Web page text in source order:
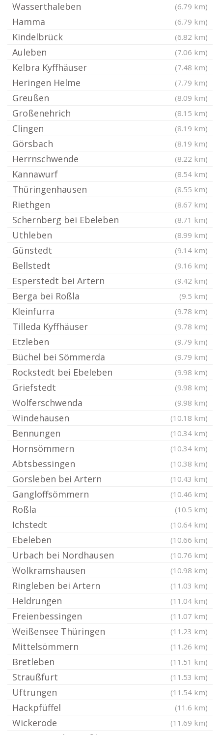
Wasserthaleben (6.79 km)
Hamma (6.79 km)
Kindelbrück (6.82 km)
Auleben (7.06 km)
Kelbra Kyffhäuser (7.48 km)
Heringen Helme (7.79 km)
Greußen (8.09 km)
Großenehrich (8.15 km)
Clingen (8.19 km)
Görsbach (8.19 km)
Herrnschwende (8.22 km)
Kannawurf (8.54 km)
Thüringenhausen (8.55 km)
Riethgen (8.67 km)
Schernberg bei Ebeleben (8.71 km)
Uthleben (8.99 km)
Günstedt (9.14 km)
Bellstedt (9.16 km)
Esperstedt bei Artern (9.42 km)
Berga bei Roßla (9.5 km)
Kleinfurra (9.78 km)
Tilleda Kyffhäuser (9.78 km)
Etzleben (9.79 km)
Büchel bei Sömmerda (9.79 km)
Rockstedt bei Ebeleben (9.98 km)
Griefstedt (9.98 km)
Wolferschwenda (9.98 km)
Windehausen (10.18 km)
Bennungen (10.34 km)
Hornsömmern (10.34 km)
Abtsbessingen (10.38 km)
Gorsleben bei Artern (10.43 km)
Gangloffsömmern (10.46 km)
Roßla (10.5 km)
Ichstedt (10.64 km)
Ebeleben (10.66 km)
Urbach bei Nordhausen (10.76 km)
Wolkramshausen (10.98 km)
Ringleben bei Artern (11.03 km)
Heldrungen (11.04 km)
Freienbessingen (11.07 km)
Weißensee Thüringen (11.23 km)
Mittelsömmern (11.26 km)
Bretleben (11.51 km)
Straußfurt (11.53 km)
Uftrungen (11.54 km)
Hackpfüffel (11.6 km)
Wickerode (11.69 km)